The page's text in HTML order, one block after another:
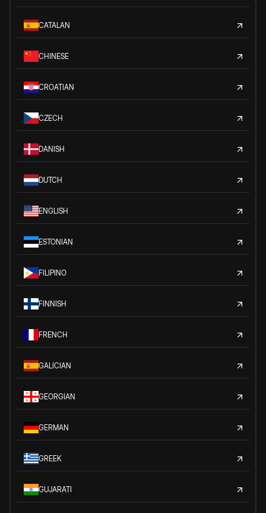
CATALAN
CHINESE
CROATIAN
CZECH
DANISH
DUTCH
ENGLISH
ESTONIAN
FILIPINO
FINNISH
FRENCH
GALICIAN
GEORGIAN
GERMAN
GREEK
GUJARATI